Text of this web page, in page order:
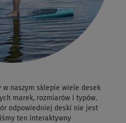
naszym sklepie wiele desek
marek, rozmiarów i typów.
odpowiedniej deski nie jest
ten interaktywny